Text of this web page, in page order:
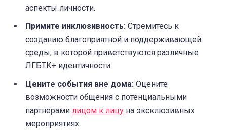
аспекты личности.
Примите инклюзивность: Стремитесь к
созданию благоприятной и поддерживающей
среды, в которой приветствуются различные
ЛГБТК+ идентичности.
Цените события вне дома: Оцените
возможности общения с потенциальными
партнерами лицом к лицу на эксклюзивных
мероприятиях.